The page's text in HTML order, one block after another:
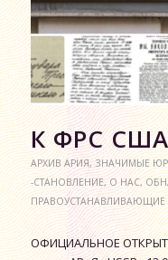
К ФРС
АРХИВ АРИЯ,ЗНАЧИМЫЕ
-СТАНОВЛЕНИЕ,О НАС,
ПРАВОУСТАНАВЛИВАЮЩИЕ
ОФИЦИАЛЬНОЕ